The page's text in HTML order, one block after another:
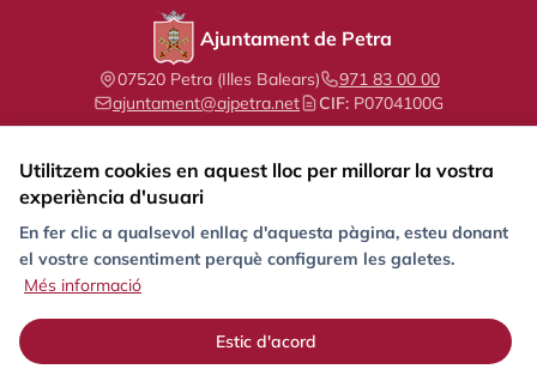
Ajuntament de Petra
07520 Petra (Illes Balears)
971 83 00 00
ajuntament@ajpetra.net
CIF: P0704100G
Segueix-nos a les xarxes socials
Protecció de dades
Utilitzem cookies en aquest lloc per millorar la vostra
experiència d'usuari
En fer clic a qualsevol enllaç d'aquesta pàgina, esteu donant
el vostre consentiment perquè configurem les galetes.
Més informació
Estic d'acord